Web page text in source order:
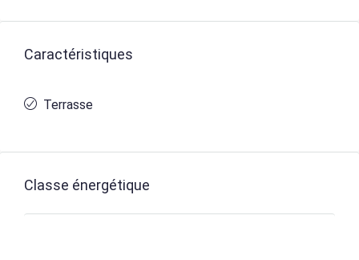
Caractéristiques
Terrasse
Classe énergétique